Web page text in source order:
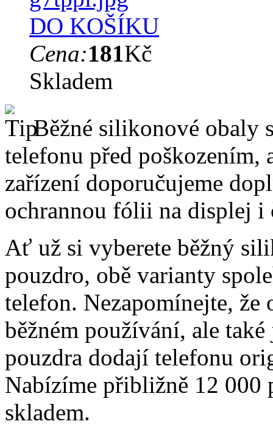
DO KOŠÍKU
Cena:181Kč
Skladem
Běžné silikonové obaly
telefonu před poškozením,
zařízení doporučujeme
ochrannou fólii na displej i
Ať už si vyberete běžný
pouzdro, obě varianty
telefon. Nezapomínejte,
běžném používání, ale
pouzdra dodají telefonu
Nabízíme přibližně 12 000
skladem.